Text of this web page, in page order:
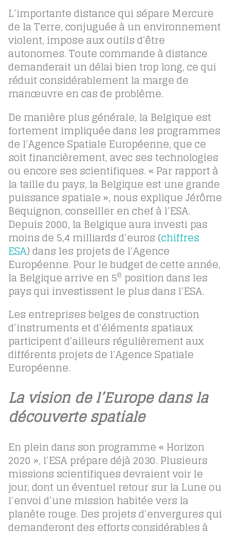
L’importante distance qui sépare Mercure
de la Terre, conjuguée à un environnement
violent, impose aux outils d’être
autonomes. Toute commande à distance
demanderait un délai bien trop long, ce qui
réduit considérablement la marge de
manœuvre en cas de problème.
De manière plus générale, la Belgique est
fortement impliquée dans les programmes
de l’Agence Spatiale Européenne, que ce
soit financièrement, avec ses technologies
ou encore ses scientifiques. « Par rapport à
la taille du pays, la Belgique est une grande
puissance spatiale », nous explique Jérôme
Bequignon, conseiller en chef à l’ESA.
Depuis 2000, la Belgique aura investi pas
moins de 5,4 milliards d’euros (chiffres
ESA) dans les projets de l’Agence
Européenne. Pour le budget de cette année,
la Belgique arrive en 5e position dans les
pays qui investissent le plus dans l’ESA.
Les entreprises belges de construction
d’instruments et d’éléments spatiaux
participent d’ailleurs régulièrement aux
différents projets de l’Agence Spatiale
Européenne.
La vision de l’Europe dans la
découverte spatiale
En plein dans son programme « Horizon
2020 », l’ESA prépare déjà 2030. Plusieurs
missions scientifiques devraient voir le
jour, dont un éventuel retour sur la Lune ou
l’envoi d’une mission habitée vers la
planète rouge. Des projets d’envergures qui
demanderont des efforts considérables à